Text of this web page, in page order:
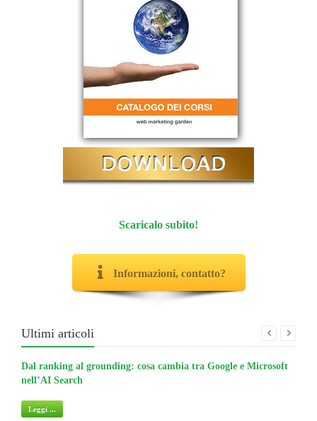
Scaricalo subito!
Informazioni, contatto?
Ultimi articoli
Dal ranking al grounding: cosa cambia tra Google e Microsoft
nell’AI Search
Leggi ...